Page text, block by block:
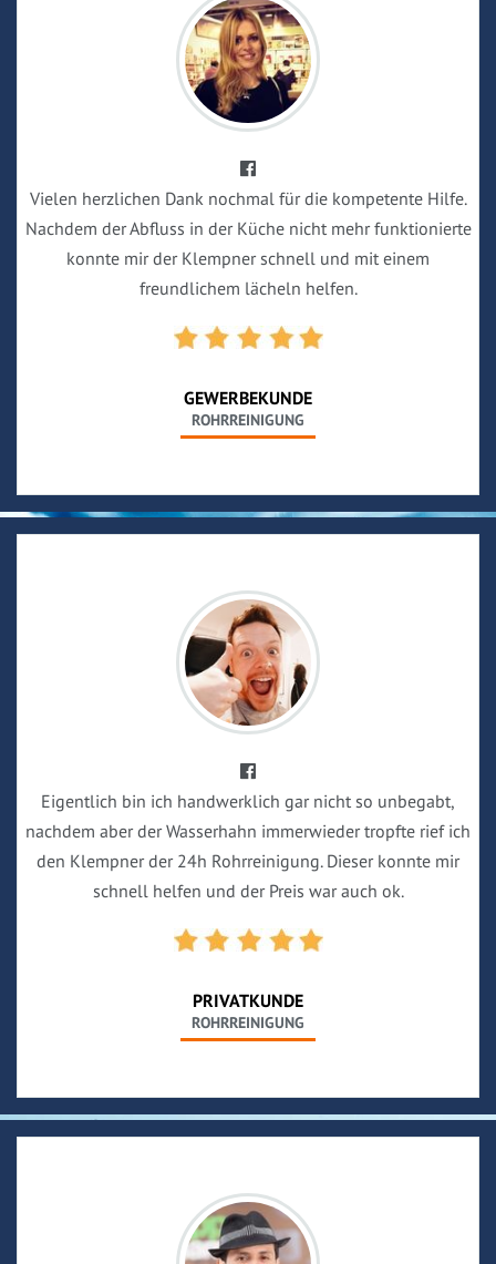
Vielen herzlichen Dank nochmal für die kompetente Hilfe.
Nachdem der Abfluss in der Küche nicht mehr funktionierte
konnte mir der Klempner schnell und mit einem
freundlichem lächeln helfen.
GEWERBEKUNDE
ROHRREINIGUNG
Eigentlich bin ich handwerklich gar nicht so unbegabt,
nachdem aber der Wasserhahn immerwieder tropfte rief ich
den Klempner der 24h Rohrreinigung. Dieser konnte mir
schnell helfen und der Preis war auch ok.
PRIVATKUNDE
ROHRREINIGUNG